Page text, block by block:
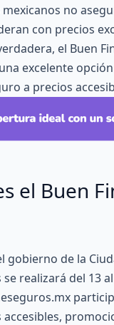
no
con precios
el Buen
excelente
a precios
el Buen
gobierno de la
se realizará del 13